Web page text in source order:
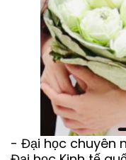
- Đại học chuyên